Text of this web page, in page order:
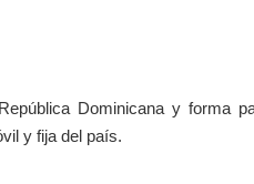
Dominicana y forma
y fija del país.